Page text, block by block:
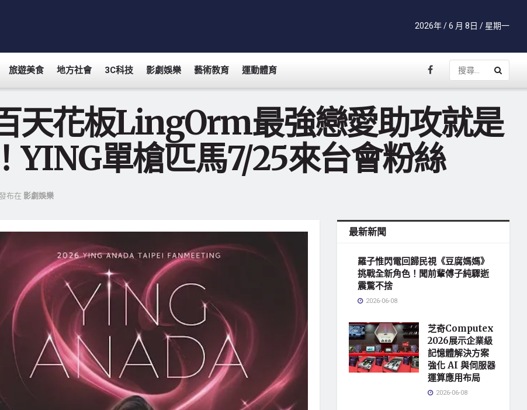
2026年 / 6 月 8日 / 星期一
旅遊美食 地方社會 3C科技 影劇娛樂 藝術教育 運動體育
天花板LingOrm最強戀愛助攻就是
YING單槍匹馬7/25來台會粉絲
發布在 影劇娛樂
最新新聞
羅子惟閃電回歸民視《豆腐媽媽》
挑戰全新角色！聞前輩傅子純驟逝
震驚不捨
2026-06-08
芝奇Computex
2026展示企業級
記憶體解決方案
強化 AI 與伺服器
運算應用布局
2026-06-08